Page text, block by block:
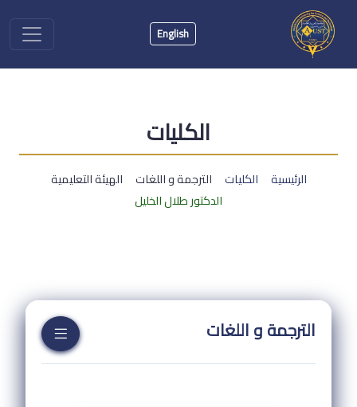
English
الكليات
الرئيسية الكليات الترجمة و اللغات
الهيئة التعليمية
الدكتور طلال الخليل
الترجمة و اللغات